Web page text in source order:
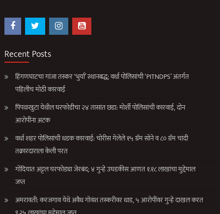
Recent Posts
हिंगणघाटचा गांजा तस्कर ‘भुर्या’ स्थानबद्ध; वर्धा पोलिसांची ‘PITNDPS’ अंतर्गत
पहिलीच मोठी कारवाई
पिंपळखुटा येथील घरफोडीचा २४ तासांत छडा: मोर्शी पोलिसांची कारवाई, दोन
आरोपींना अटक
वर्धा शहर पोलिसांची धडक कारवाई: चोरीस गेलेले १५ ग्रॅम सोने व ८० ग्रॅम चांदी
तक्रारदाराला केली परत
गोंदियात अट्टल घरफोड्या जेरबंद; ४ गुन्हे उघडकीस आणत १.१८ लाखांचा मुद्देमाल
जप्त
अमरावती: करजगाव येथे अवैध गोवंश तस्करीवर धाड, ५ आरोपींवर गुन्हे दाखल करत